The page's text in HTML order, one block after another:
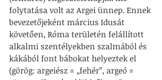
folytatása volt az Argei ünnep. Ennek
bevezetőjeként március Idusát
követően, Róma területén felállított
alkalmi szentélyekben szalmából és
kákából font bábokat helyeztek el
(görög: argeiész = „fehér”, argeó =